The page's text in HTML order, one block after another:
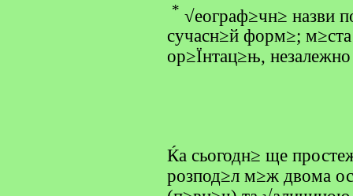
* √еограф≥чн≥ назви
сучасн≥й форм≥; м≥ста
ор≥Їнтац≥њ,
Ќа сьогодн≥ ще
розпод≥л м≥ж двома